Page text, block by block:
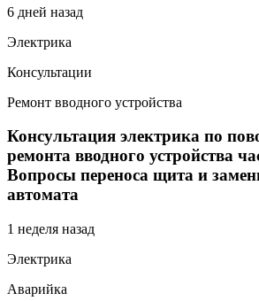
6 дней назад
Электрика
Консультации
Ремонт вводного устройства
Консультация электрика по
ремонта вводного устройства
Вопросы переноса щита и
автомата
1 неделя назад
Электрика
Аварийка